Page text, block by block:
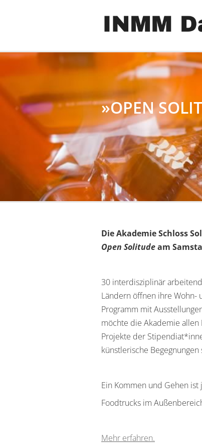
»OPEN
Die Akademie Schloss
Open Solitudeam
30 interdisziplinär
Ländern öffnen ihre Wohn-
Programm mit
möchte die Akademie
Projekte der
künstlerische Begegnungen
Ein Kommen und Gehen
Foodtrucks im
Mehr erfahren.